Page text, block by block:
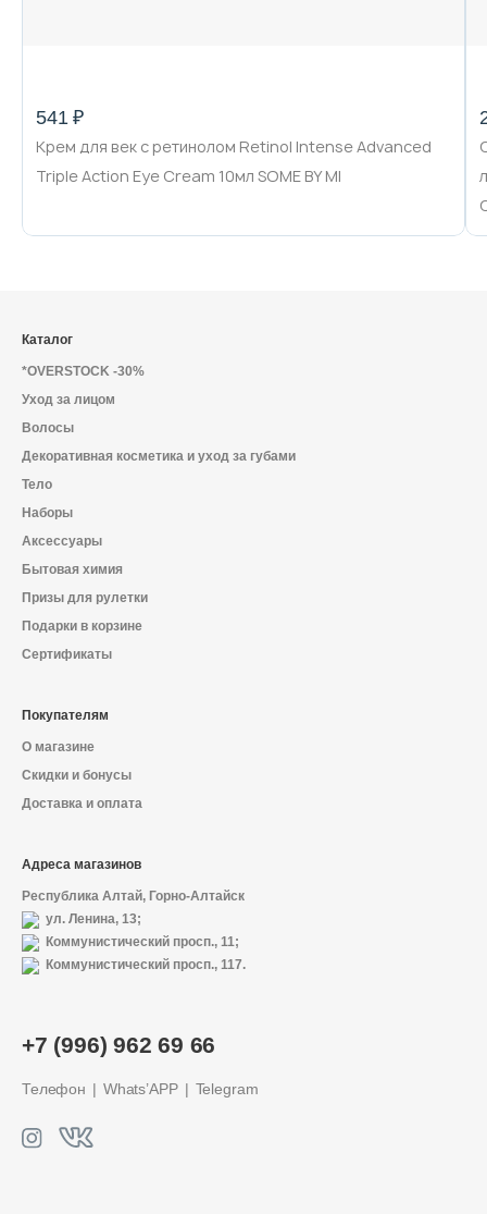
Политика конфиденциальности
541 ₽
Крем для век с ретинолом Retinol Intense Advanced
Triple Action Eye Cream 10мл SOME BY MI
+7 (996) 962 69 66
Телефон Whats’APP Telegram
Каталог
*OVERSTOCK -30%
Уход за лицом
Волосы
Декоративная косметика и уход за губами
Тело
Наборы
Аксессуары
Бытовая химия
Призы для рулетки
Подарки в корзине
Сертификаты
Покупателям
О магазине
Скидки и бонусы
Доставка и оплата
Адреса магазинов
Республика Алтай, Горно-Алтайск
ул. Ленина, 13;
Коммунистический просп., 11;
Коммунистический просп., 117.